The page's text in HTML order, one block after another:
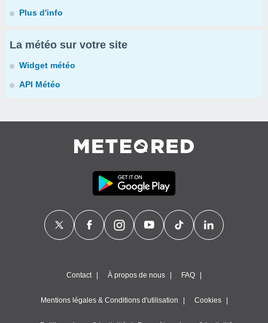
Plus d'info
La météo sur votre site
Widget météo
API Météo
Contact À propos de nous FAQ
Mentions légales & Conditions d'utilisation Cookies